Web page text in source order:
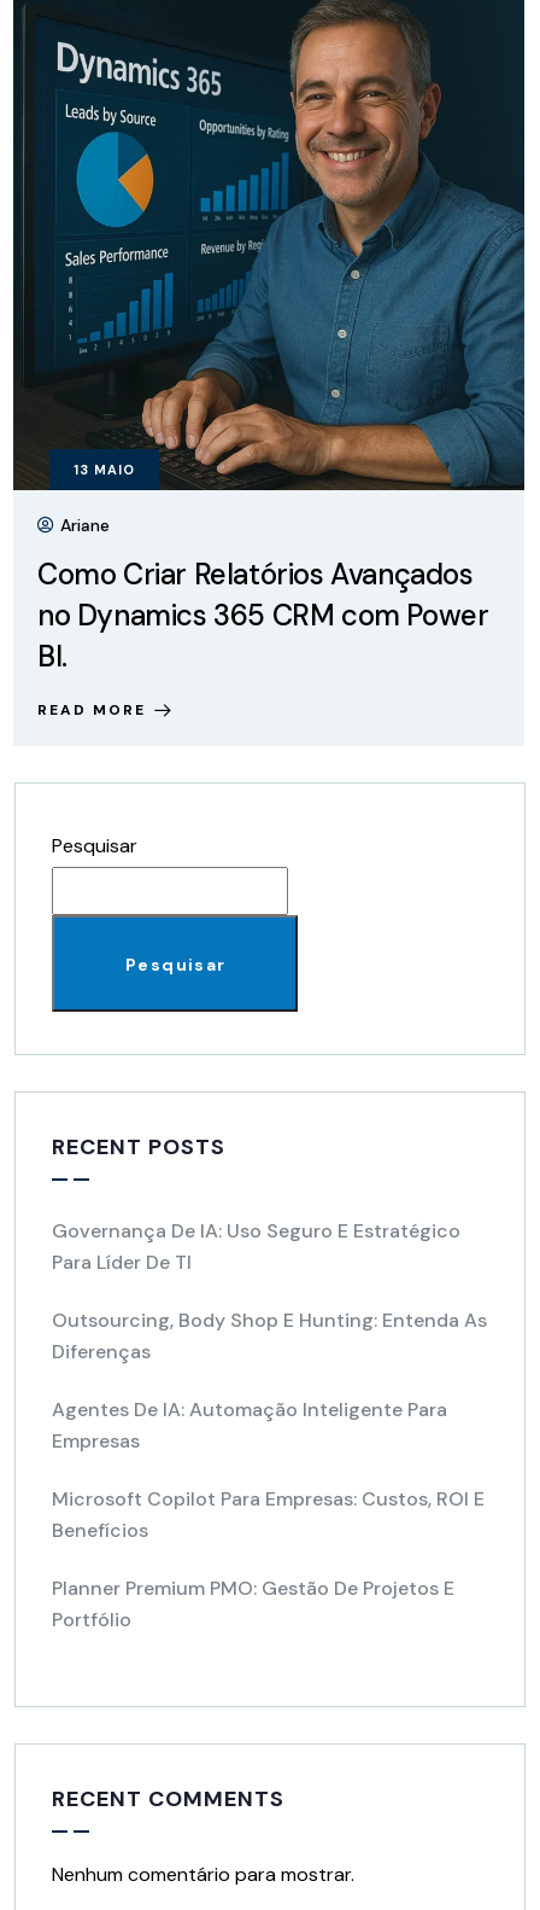
13 MAIO
Ariane
Como Criar Relatórios Avançados
no Dynamics 365 CRM com Power
BI.
READ MORE
Pesquisar
Pesquisar
RECENT POSTS
Governança De IA: Uso Seguro E Estratégico
Para Líder De TI
Outsourcing, Body Shop E Hunting: Entenda As
Diferenças
Agentes De IA: Automação Inteligente Para
Empresas
Microsoft Copilot Para Empresas: Custos, ROI E
Benefícios
Planner Premium PMO: Gestão De Projetos E
Portfólio
RECENT COMMENTS
Nenhum comentário para mostrar.